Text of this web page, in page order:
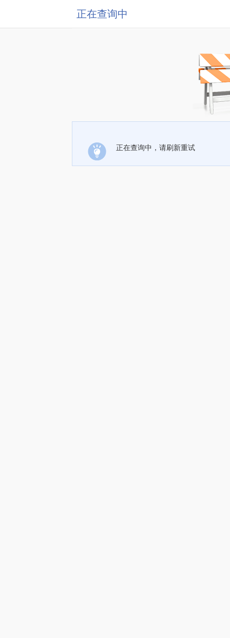
正在查询中
正在查询中，请刷新重试